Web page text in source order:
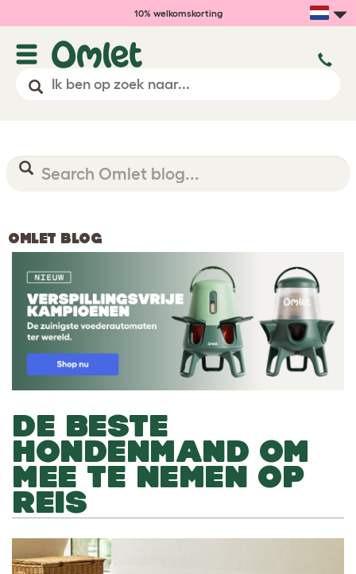
10% welkomskorting
OMLET BLOG
DE BESTE
HONDENMAND OM
MEE TE NEMEN OP
REIS